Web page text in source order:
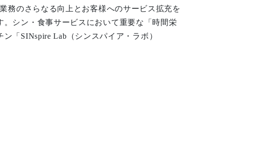
務のさらなる向上とお客様へのサービス拡充を
シン・食事サービスにおいて重要な「時間栄
「SINspire Lab（シンスパイア・ラボ）